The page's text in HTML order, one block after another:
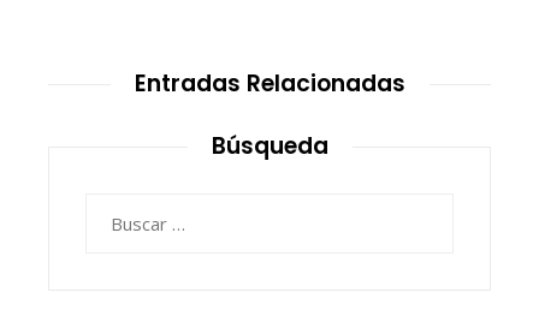
Entradas Relacionadas
Búsqueda